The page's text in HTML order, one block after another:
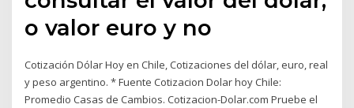
o valor euro y no
Cotización Dólar Hoy en Chile, Cotizaciones del dólar, euro, real
y peso argentino. * Fuente Cotizacion Dolar hoy Chile:
Promedio Casas de Cambios. Cotizacion-Dolar.com Pruebe el